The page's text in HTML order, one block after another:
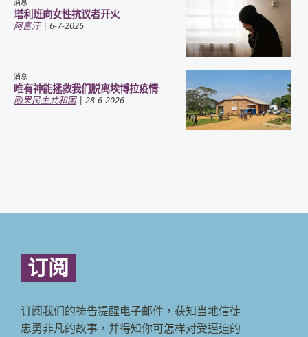
消息
塔利班向女性抗议者开火
阿富汗| 6-7-2026
消息
唯有神能拯救我们脱离埃博拉疫情
刚果民主共和国| 28-6-2026
订阅
订阅我们的祷告提醒电子邮件，获知当地信徒
忠勇非凡的故事，并得知你可怎样对受逼迫的